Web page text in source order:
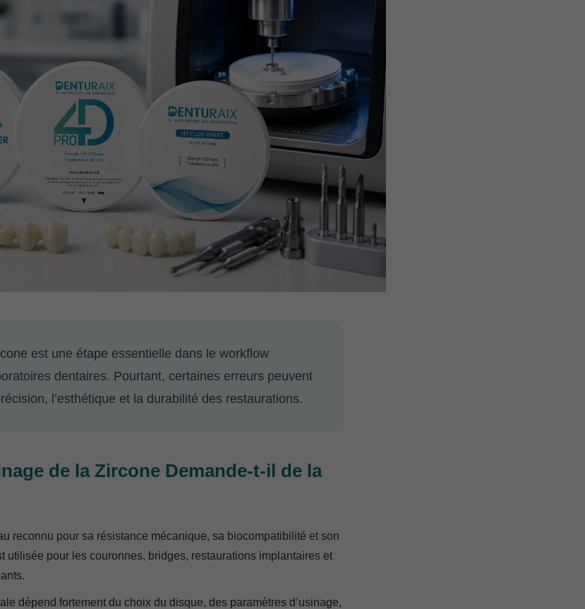
est une étape essentielle dans le workflow
dentaires. Pourtant, certaines erreurs peuvent
l’esthétique et la durabilité des restaurations.
de la Zircone Demande-t-il de la
reconnu pour sa résistance mécanique, sa biocompatibilité et son
utilisée pour les couronnes, bridges, restaurations implantaires et
dépend fortement du choix du disque, des paramètres d’usinage,